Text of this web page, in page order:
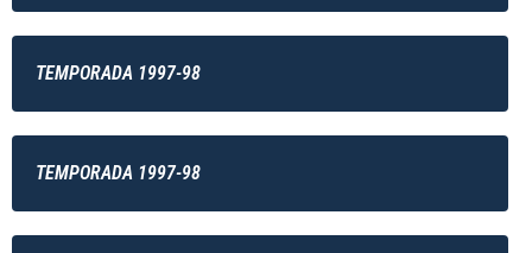
TEMPORADA 1997-98
TEMPORADA 1997-98